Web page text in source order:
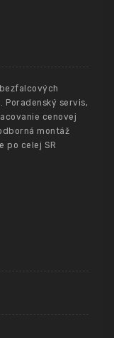
servis,
cenovej
montáž
po celej SR